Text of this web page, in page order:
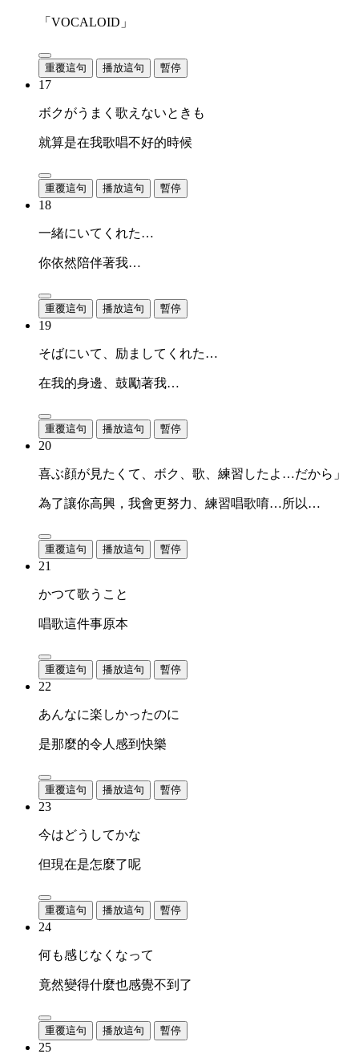
「VOCALOID」
重覆這句 播放這句 暫停
17
ボクがうまく歌えないときも
就算是在我歌唱不好的時候
重覆這句 播放這句 暫停
18
一緒にいてくれた…
你依然陪伴著我…
重覆這句 播放這句 暫停
19
そばにいて、励ましてくれた…
在我的身邊、鼓勵著我…
重覆這句 播放這句 暫停
20
喜ぶ顔が見たくて、ボク、歌、練習したよ…だから」
為了讓你高興，我會更努力、練習唱歌唷…所以…
重覆這句 播放這句 暫停
21
かつて歌うこと
唱歌這件事原本
重覆這句 播放這句 暫停
22
あんなに楽しかったのに
是那麼的令人感到快樂
重覆這句 播放這句 暫停
23
今はどうしてかな
但現在是怎麼了呢
重覆這句 播放這句 暫停
24
何も感じなくなって
竟然變得什麼也感覺不到了
重覆這句 播放這句 暫停
25